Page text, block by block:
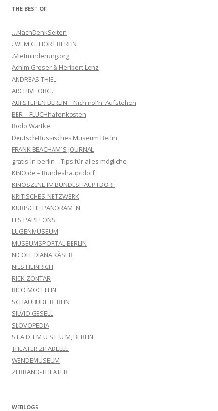
THE BEST OF
…NachDenkSeiten
..WEM GEHÖRT BERLIN
.Mietminderung.org
Achim Greser & Heribert Lenz
ANDREAS THIEL
ARCHIVE ORG.
AUFSTEHEN BERLIN – Nich nöl'n! Aufstehen
BER – FLUCHhafenkosten
Bodo Wartke
Deutsch-Russisches Museum Berlin
FRANK BEACHAM´S JOURNAL
gratis-in-berlin – Tips für alles mögliche
KINO.de – Bundeshauptdorf
KINOSZENE IM BUNDESHAUPTDORF
KRITISCHES-NETZWERK
KUBISCHE PANORAMEN
LES PAPILLONS
LÜGENMUSEUM
MUSEUMSPORTAL BERLIN
NICOLE DIANA KÄSER
NILS HEINRICH
RICK ZONTAR
RICO MOCELLIN
SCHAUBUDE BERLIN
SILVIO GESELL
SLOVOPEDIA
ST A D T M U S E U M, BERLIN
THEATER ZITADELLE
WENDEMUSEUM
ZEBRANO-THEATER
WEBLOGS